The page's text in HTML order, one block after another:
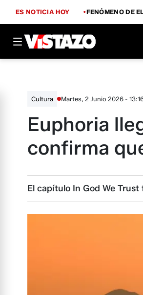
ES NOTICIA HOY FENÓMENO DE
Cultura Martes, 2 Junio 2026 -
Euphoria
confirma
El capítulo In God We